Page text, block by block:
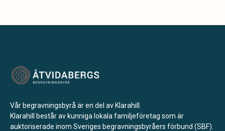
Vår begravningsbyrå är en del av Klarahill.
Klarahill består av kunniga lokala familjeföretag som är
auktoriserade inom Sveriges begravningsbyråers förbund (SBF).